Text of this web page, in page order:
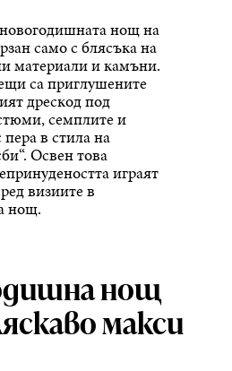
нощ на
само с блясъка на
материали и камъни.
са приглушените
дрескод под
семплите и
в стила на
Освен това
играят
визиите в
нощ.
нощ
макси